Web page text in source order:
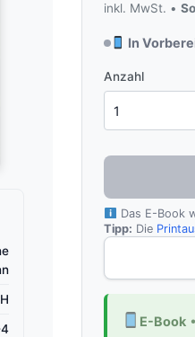
inkl. MwSt. •
In
Anzahl
Das E-Book
Tipp: Die
E-Book